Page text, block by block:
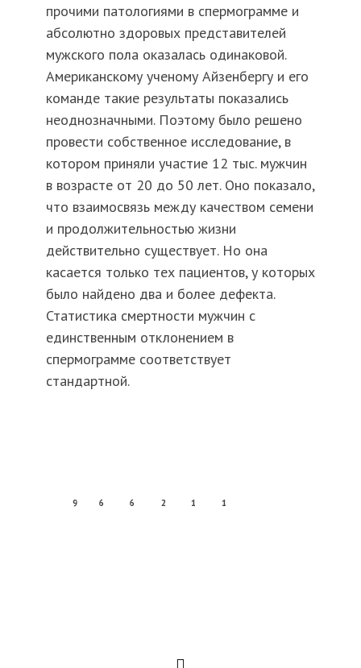
прочими патологиями в спермограмме и
абсолютно здоровых представителей
мужского пола оказалась одинаковой.
Американскому ученому Айзенбергу и его
команде такие результаты показались
неоднозначными. Поэтому было решено
провести собственное исследование, в
котором приняли участие 12 тыс. мужчин
в возрасте от 20 до 50 лет. Оно показало,
что взаимосвязь между качеством семени
и продолжительностью жизни
действительно существует. Но она
касается только тех пациентов, у которых
было найдено два и более дефекта.
Статистика смертности мужчин с
единственным отклонением в
спермограмме соответствует
стандартной.
9 6 6 2 1 1